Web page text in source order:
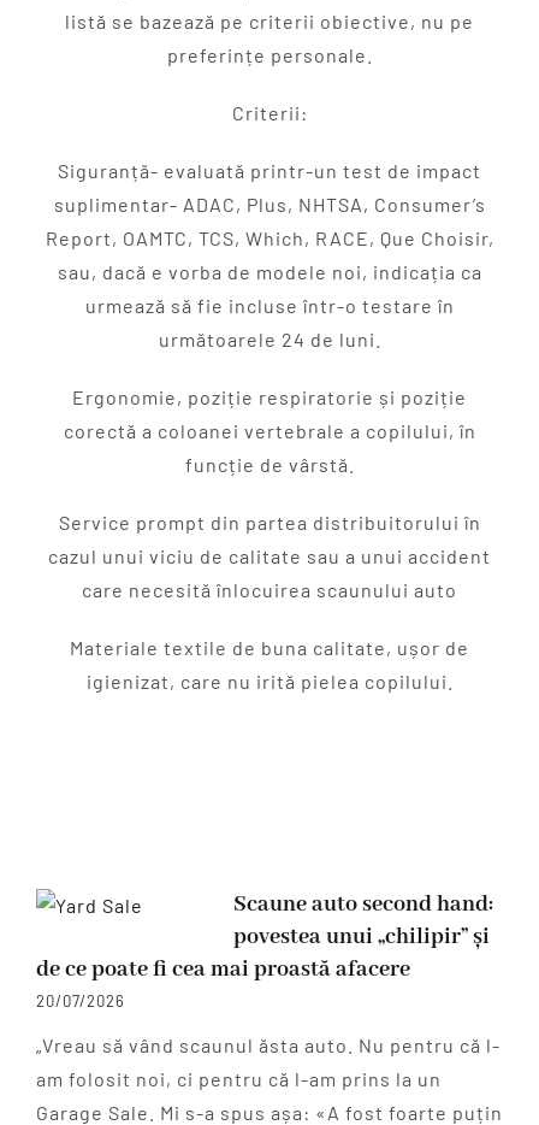
listă se bazează pe criterii obiective, nu pe
preferințe personale.
Criterii:
Siguranță- evaluată printr-un test de impact
suplimentar- ADAC, Plus, NHTSA, Consumer’s
Report, OAMTC, TCS, Which, RACE, Que Choisir,
sau, dacă e vorba de modele noi, indicația ca
urmează să fie incluse într-o testare în
următoarele 24 de luni.
Ergonomie, poziție respiratorie și poziție
corectă a coloanei vertebrale a copilului, în
funcție de vârstă.
Service prompt din partea distribuitorului în
cazul unui viciu de calitate sau a unui accident
care necesită înlocuirea scaunului auto
Materiale textile de buna calitate, ușor de
igienizat, care nu irită pielea copilului.
Scaune auto second hand:
povestea unui „chilipir” și
de ce poate fi cea mai proastă afacere
20/07/2026
„Vreau să vând scaunul ăsta auto. Nu pentru că l-
am folosit noi, ci pentru că l-am prins la un
Garage Sale. Mi s-a spus așa: «A fost foarte puțin